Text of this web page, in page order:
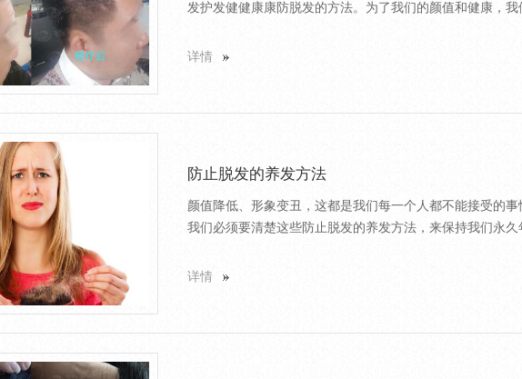
发护发健健康康防脱发的方法。为了我们的颜值和健康，我
详情
防止脱发的养发方法
颜值降低、形象变丑，这都是我们每一个人都不能接受的
我们必须要清楚这些防止脱发的养发方法，来保持我们永久
详情